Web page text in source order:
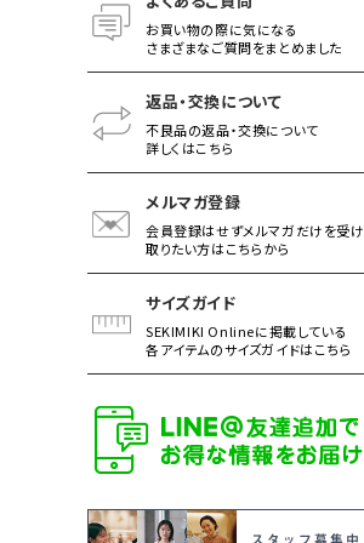
お買い物の際に気になる
さまざまなご質問をまとめました
返品・交換について
不良品の返品・交換について
詳しくはこちら
メルマガ登録
会員登録はせずメルマガだけを受け
取りたい方はこちらから
サイズガイド
SEKIMIKI Onlineに掲載している
各アイテムのサイズガイドはこちら